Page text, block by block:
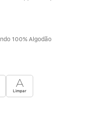
100% Algodão
Limpar